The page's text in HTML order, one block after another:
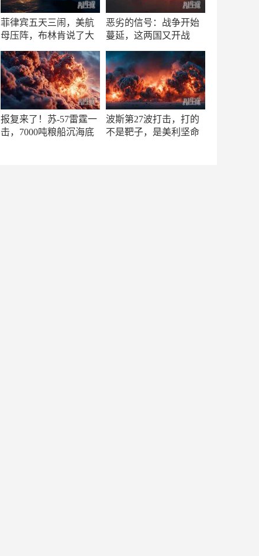
菲律宾五天三闹，美航
母压阵，布林肯说了大
恶劣的信号：战争开始
蔓延，这两国又开战
报复来了！苏-57雷霆一
击，7000吨粮船沉海底
波斯第27波打击，打的
不是靶子，是美利坚命